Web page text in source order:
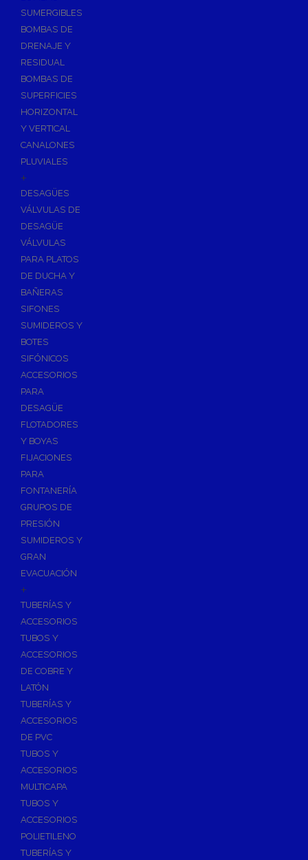
SUMERGIBLES
BOMBAS DE
DRENAJE Y
RESIDUAL
BOMBAS DE
SUPERFICIES
HORIZONTAL
Y VERTICAL
CANALONES
PLUVIALES
+
DESAGÜES
VÁLVULAS DE
DESAGÜE
VÁLVULAS
PARA PLATOS
DE DUCHA Y
BAÑERAS
SIFONES
SUMIDEROS Y
BOTES
SIFÓNICOS
ACCESORIOS
PARA
DESAGÜE
FLOTADORES
Y BOYAS
FIJACIONES
PARA
FONTANERÍA
GRUPOS DE
PRESIÓN
SUMIDEROS Y
GRAN
EVACUACIÓN
+
TUBERÍAS Y
ACCESORIOS
TUBOS Y
ACCESORIOS
DE COBRE Y
LATÓN
TUBERÍAS Y
ACCESORIOS
DE PVC
TUBOS Y
ACCESORIOS
MULTICAPA
TUBOS Y
ACCESORIOS
POLIETILENO
TUBERÍAS Y